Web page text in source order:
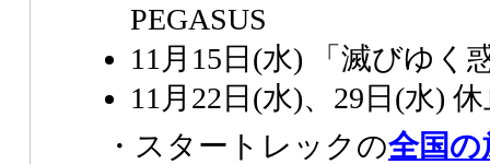
PEGASUS
11月15日(水) 「滅びゆく
11月22日(水)、29日(水)
・スタートレックの全国の